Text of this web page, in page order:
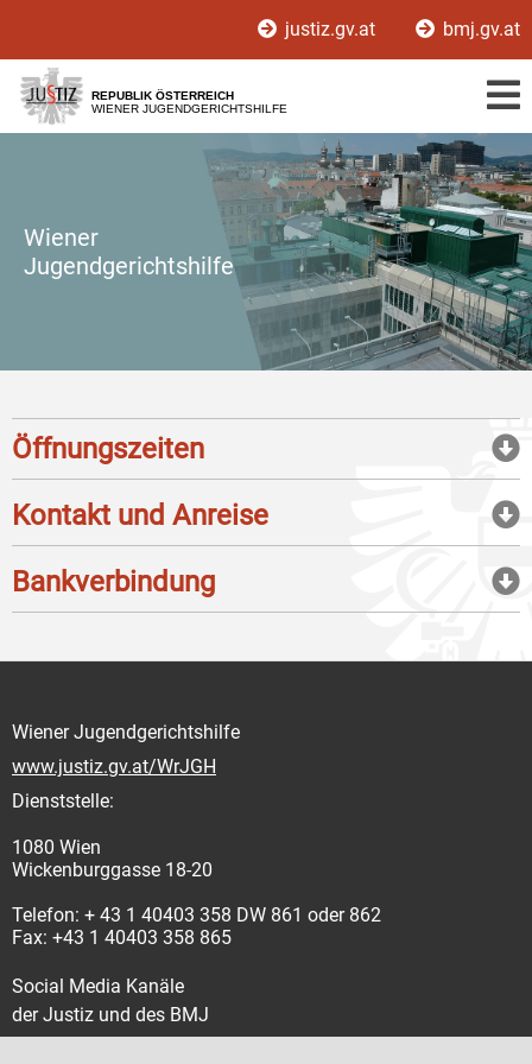
[1]
[2]
justiz.gv.at bmj.gv.at
REPUBLIK ÖSTERREICH
WIENER JUGENDGERICHTSHILFE
Wiener
Jugendgerichtshilfe
Öffnungszeiten
Kontakt und Anreise
Bankverbindung
Wiener Jugendgerichtshilfe
www.justiz.gv.at/WrJGH
Dienststelle:
1080 Wien
Wickenburggasse 18-20
Telefon: + 43 1 40403 358 DW 861 oder 862
Fax: +43 1 40403 358 865
Social Media Kanäle
der Justiz und des BMJ